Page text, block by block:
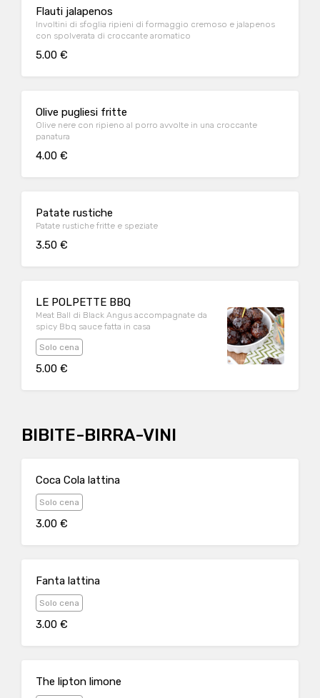
Flauti jalapenos
Involtini di sfoglia ripieni di formaggio cremoso e jalapenos
con spolverata di croccante aromatico
5.00 €
Olive pugliesi fritte
Olive nere con ripieno al porro avvolte in una croccante
panatura
4.00 €
Patate rustiche
Patate rustiche fritte e speziate
3.50 €
LE POLPETTE BBQ
Meat Ball di Black Angus accompagnate da
spicy Bbq sauce fatta in casa
Solo cena
5.00 €
BIBITE-BIRRA-VINI
Coca Cola lattina
Solo cena
3.00 €
Fanta lattina
Solo cena
3.00 €
The lipton limone